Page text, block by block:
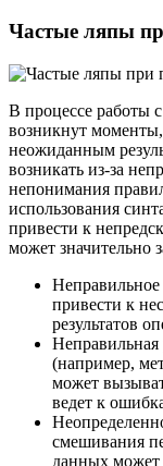
Частые ляпы
В процессе работы
возникнут моменты,
неожиданным
возникать из-за
непонимания
использования
привести к
может значительно
привести к
результатов
Неправильная
(например,
может
ведет к
смешивания
данных может